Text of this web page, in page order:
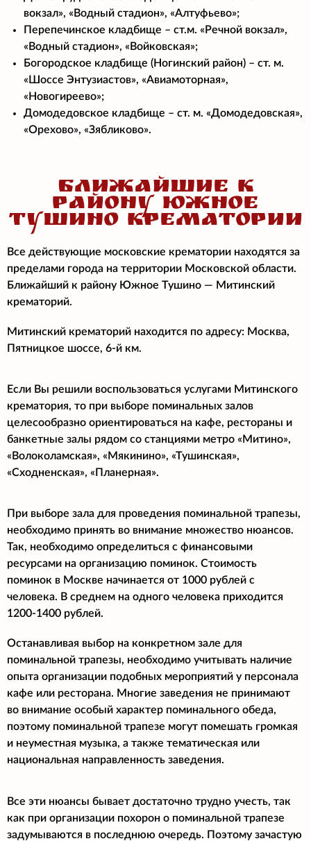
вокзал», «Водный стадион», «Алтуфьево»;
Перепечинское кладбище – ст.м. «Речной вокзал»,
«Водный стадион», «Войковская»;
Богородское кладбище (Ногинский район) – ст. м.
«Шоссе Энтузиастов», «Авиамоторная»,
«Новогиреево»;
Домодедовское кладбище – ст. м. «Домодедовская»,
«Орехово», «Зябликово».
БЛИЖАЙШИЕ К
РАЙОНУ ЮЖНОЕ
ТУШИНО КРЕМАТОРИИ
Все действующие московские крематории находятся за
пределами города на территории Московской области.
Ближайший к району Южное Тушино — Митинский
крематорий.
Митинский крематорий находится по адресу: Москва,
Пятницкое шоссе, 6-й км.
Если Вы решили воспользоваться услугами Митинского
крематория, то при выборе поминальных залов
целесообразно ориентироваться на кафе, рестораны и
банкетные залы рядом со станциями метро «Митино»,
«Волоколамская», «Мякинино», «Тушинская»,
«Сходненская», «Планерная».
При выборе зала для проведения поминальной трапезы,
необходимо принять во внимание множество нюансов.
Так, необходимо определиться с финансовыми
ресурсами на организацию поминок. Стоимость
поминок в Москве начинается от 1000 рублей с
человека. В среднем на одного человека приходится
1200-1400 рублей.
Останавливая выбор на конкретном зале для
поминальной трапезы, необходимо учитывать наличие
опыта организации подобных мероприятий у персонала
кафе или ресторана. Многие заведения не принимают
во внимание особый характер поминального обеда,
поэтому поминальной трапезе могут помешать громкая
и неуместная музыка, а также тематическая или
национальная направленность заведения.
Все эти нюансы бывает достаточно трудно учесть, так
как при организации похорон о поминальной трапезе
задумываются в последнюю очередь. Поэтому зачастую